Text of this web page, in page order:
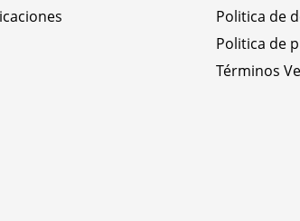
Politica de
Politica de
Términos